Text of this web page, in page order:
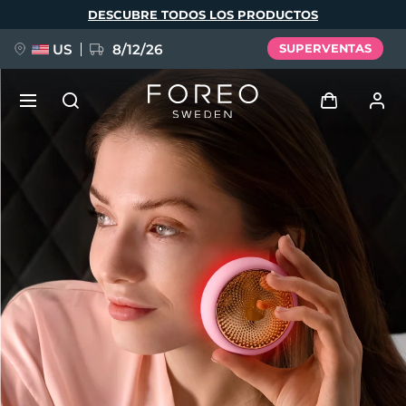
DESCUBRE TODOS LOS PRODUCTOS
US 8/12/26 SUPERVENTAS
Iniciar sesión
Perfil de usuario
Mis dispositivos
Mis pedidos
Mis direcciones
Mis suscripciones
FAQ™ Pure Beauty-Tech Elixir
BREAKING NEWS
issa™ Teeth Whitening Set
Idioma
Deutsch
Español
Français
Italiano
Português
Polski
Svenska
Русский
Türkçe
简体中文 繁體中文